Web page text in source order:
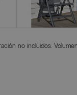
no incluidos.